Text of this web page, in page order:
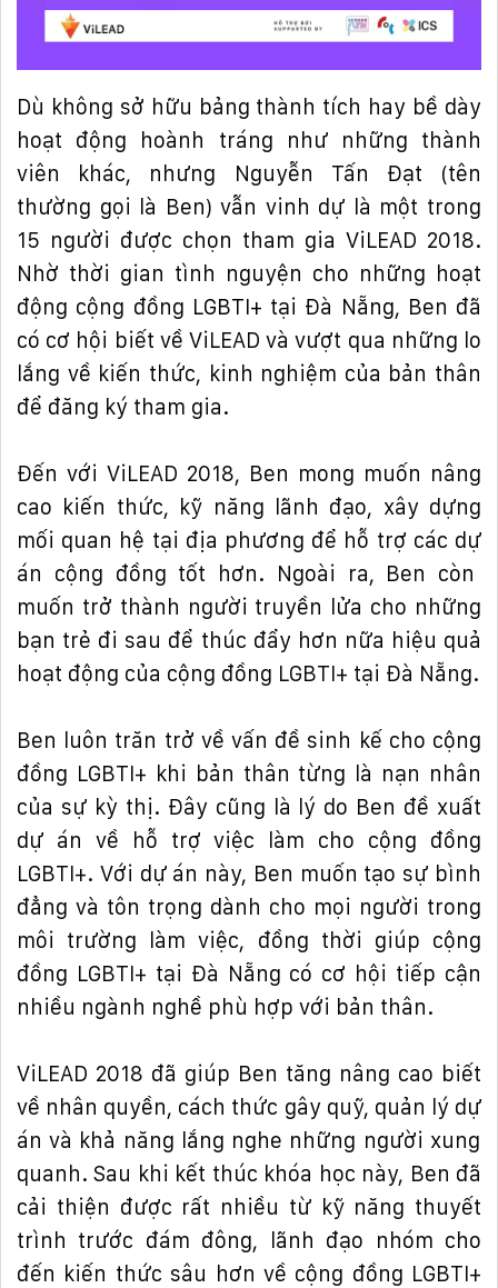
Dù không sở hữu bảng thành tích hay bề dày
hoạt động hoành tráng nhưnhững thành
viên khác, nhưng Nguyễn Tấn Đạt (tên
thường gọi là Ben) vẫn vinh dự là một trong
15 người được chọn tham gia ViLEAD 2018.
Nhờ thời gian tình nguyện cho những hoạt
động cộng đồng LGBTI+ tại Đà Nẵng, Ben đã
có cơ hội biết về ViLEAD và vượt qua những lo
lắng về kiến thức, kinh nghiệm của bản thân
để đăng ký tham gia.
Đến với ViLEAD 2018, Ben mong muốn nâng
cao kiến thức, kỹ năng lãnh đạo, xây dựng
mối quan hệ tại địa phương để hỗ trợ các dự
án cộng đồng tốt hơn. Ngoài ra, Ben còn
muốn trở thành người truyền lửa cho những
bạn trẻ đi sau để thúc đẩy hơn nữa hiệu quả
hoạt động của cộng đồng LGBTI+ tại Đà Nẵng.
Ben luôn trăn trở về vấn đề sinh kế cho cộng
đồng LGBTI+ khi bản thân từng là nạn nhân
của sựkỳ thị. Đây cũng là lý do Ben đề xuất
dự án về hỗ trợ việc làm cho cộng đồng
LGBTI+. Với dựán này, Ben muốn tạo sự bình
đẳng và tôn trọng dành cho mọi người trong
môi trường làm việc, đồng thời giúp cộng
đồng LGBTI+ tại Đà Nẵng có cơ hội tiếp cận
nhiều ngành nghề phù hợp với bản thân.
ViLEAD 2018 đã giúp Ben tăng nâng cao biết
về nhân quyền, cách thức gây quỹ, quản lý dự
án và khả năng lắng nghe những người xung
quanh. Sau khi kết thúc khóa học này, Ben đã
cải thiện được rất nhiều từkỹnăng thuyết
trình trước đám đông, lãnh đạo nhóm cho
đến kiến thức sâu hơn về cộng đồng LGBTI+